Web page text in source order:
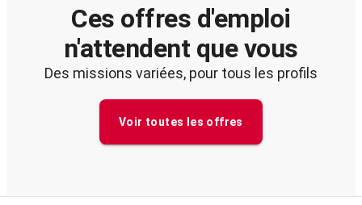
Ces offres d'emploi
n'attendent que vous
Des missions variées, pour tous les profils
Voir toutes les offres